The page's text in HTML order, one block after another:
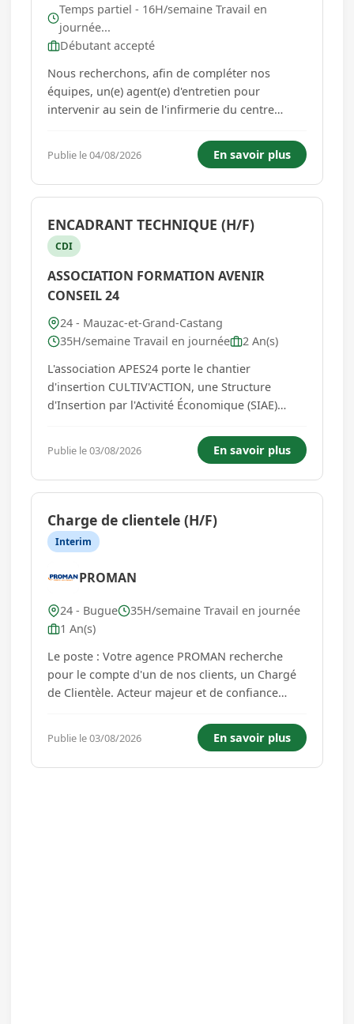
Temps partiel - 16H/semaine Travail en
journée...
Débutant accepté
Nous recherchons, afin de compléter nos
équipes, un(e) agent(e) d'entretien pour
intervenir au sein de l'infirmerie du centre
la désinfection des locaux de l'infirmerie. -
Entretenir les sols, le...
Publie le 04/08/2026 En savoir plus
ENCADRANT TECHNIQUE (H/F)
CDI
ASSOCIATION FORMATION AVENIR
CONSEIL 24
24 - Mauzac-et-Grand-Castang
35H/semaine Travail en journée
2 An(s)
L'association APES24 porte le chantier
d'insertion CULTIV'ACTION, une Structure
d'Insertion par l'Activité Économique (SIAE)
d'un centre de détention. Nous accompagnons
des personnes en fin de peine ...
Publie le 03/08/2026 En savoir plus
Charge de clientele (H/F)
Interim
PROMAN
24 - Bugue
35H/semaine Travail en journée
1 An(s)
Le poste : Votre agence PROMAN recherche
pour le compte d'un de nos clients, un Chargé
de Clientèle. Acteur majeur et de confiance
bancaires. Vos missions : En tant que premier
point de contact de La Poste, vous aurez pour
principales missions de : Maîtrise...
Publie le 03/08/2026 En savoir plus